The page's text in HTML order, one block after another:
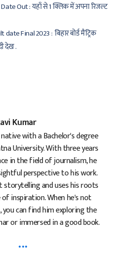
Out : यहाँ से 1 क्लिक में अपना रिजल्ट
Final 2023 : बिहार बोर्ड मैट्रिक
देख .
Kumar
with a Bachelor's degree
University. With three years
in the field of journalism, he
perspective to his work.
storytelling and uses his roots
of inspiration. When he's not
can find him exploring the
or immersed in a good book.
...